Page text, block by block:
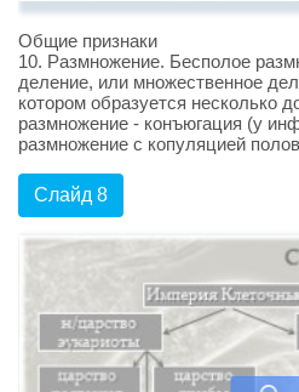
Общие признаки
10. Размножение. Бесполое
деление, или множественное
котором образуется несколько
размножение - конъюгация (у
размножение с копуляцией
Слайд 8